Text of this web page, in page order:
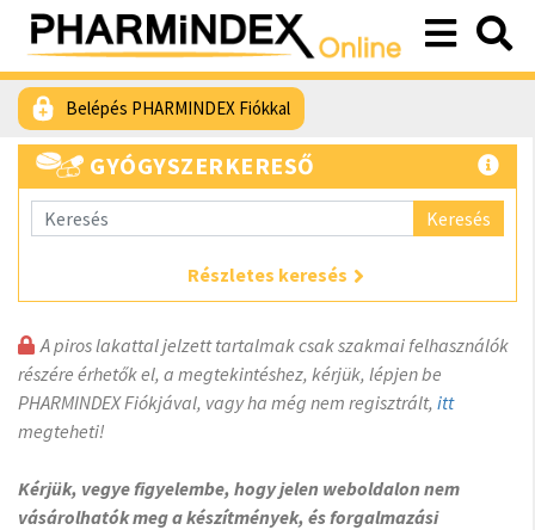
Belépés PHARMINDEX Fiókkal
GYÓGYSZERKERESŐ
Keresés
Részletes keresés
A piros lakattal jelzett tartalmak csak szakmai felhasználók
részére érhetők el, a megtekintéshez, kérjük, lépjen be
PHARMINDEX Fiókjával, vagy ha még nem regisztrált, itt
megteheti!
Kérjük, vegye figyelembe, hogy jelen weboldalon nem
vásárolhatók meg a készítmények, és forgalmazási